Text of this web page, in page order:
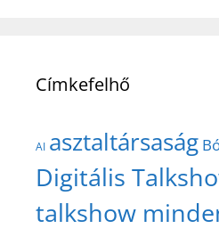
Címkefelhő
AI asztaltársaság
Digitális
talkshow